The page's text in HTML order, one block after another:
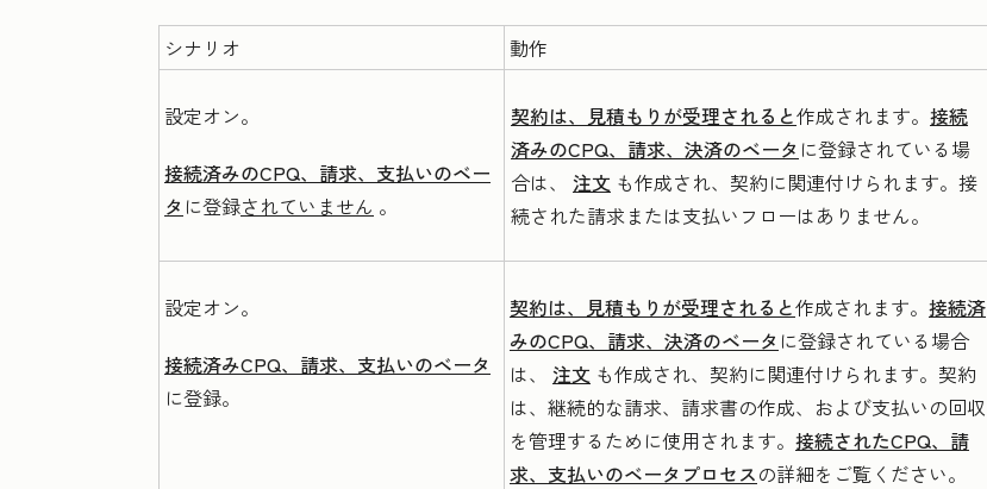
シナリオ 動作
設定オン。
接続済みのCPQ、請求、支払いのベー
タ に登録されていません 。
契約は、見積もりが受理されると作成されます。 接続
済みのCPQ、請求、決済のベータ に登録されている場
合は、 注文 も作成され、契約に関連付けられます。接
続された請求または支払いフローはありません。
設定オン。
接続済みCPQ、請求、支払いのベータ
に登録。
契約は、見積もりが受理されると作成されます。 接続済
みのCPQ、請求、決済のベータ に登録されている場合
は、 注文 も作成され、契約に関連付けられます。契約
は、継続的な請求、請求書の作成、および支払いの回収
を管理するために使用されます。 接続されたCPQ、請
求、支払いのベータプロセスの詳細をご覧ください。